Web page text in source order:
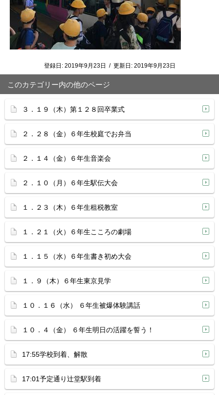
登録日: 2019年9月23日 / 更新日: 2019年9月23日
このカテゴリー内の他のページ
３．１９（木）第１２８回卒業式
２．２８（金）６年生校庭でお弁当
２．１４（金）６年生音楽会
２．１０（月）６年生駅伝大会
１．２３（木）６年生租税教室
１．２１（火）６年生こころの劇場
１．１５（水）６年生書き初め大会
１．９（木）６年生東京見学
１０．１６（水） ６年生被爆体験講話
１０．４（金） ６年生明日の活躍を誓う！
17:55学校到着、解散
17:01予定通り辻堂駅到着